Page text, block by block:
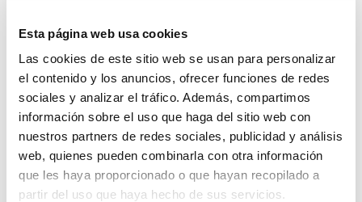
Esta página web usa cookies
Las cookies de este sitio web se usan para personalizar
el contenido y los anuncios, ofrecer funciones de redes
sociales y analizar el tráfico. Además, compartimos
información sobre el uso que haga del sitio web con
nuestros partners de redes sociales, publicidad y análisis
web, quienes pueden combinarla con otra información
que les haya proporcionado o que hayan recopilado a
partir del uso que haya hecho de sus servicios.
Cadete de Selecciones Autonómicas con la Comunitat
Bárbara CuxartiGala Camarenaforman parte del
grupo de 22 jugadoras que competirán en el Torneo
MHL de Zaragoza que se disputará del 29 de marzo al
1 de abril. Un evento que será preparatorio del
Europeo U16 del año 2019.